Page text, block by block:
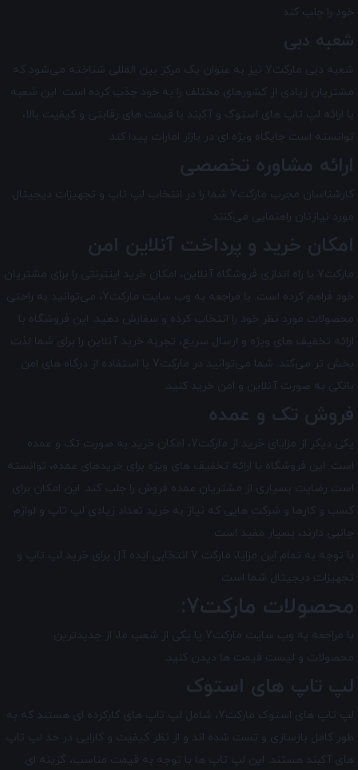
خود را جلب کند.
شعبه دبی
شعبه دبی مارکت7 نیز به عنوان یک مرکز بین‌ المللی شناخته می‌شود که
مشتریان زیادی از کشورهای مختلف را به خود جذب کرده است. این شعبه
با ارائه لپ تاپ های استوک و آکبند با قیمت های رقابتی و کیفیت بالا،
توانسته است جایگاه ویژه ای در بازار امارات پیدا کند.
ارائه مشاوره تخصصی
کارشناسان مجرب مارکت7 شما را در انتخاب لپ ‌تاپ و تجهیزات دیجیتال
مورد نیازتان راهنمایی می‌کنند.
امکان خرید و پرداخت آنلاین امن
مارکت7 با راه ‌اندازی فروشگاه آنلاین، امکان خرید اینترنتی را برای مشتریان
خود فراهم کرده است. با مراجعه به وب سایت مارکت7، می‌توانید به راحتی
محصولات مورد نظر خود را انتخاب کرده و سفارش دهید. این فروشگاه با
ارائه تخفیف های ویژه و ارسال سریع، تجربه خرید آنلاین را برای شما لذت
بخش تر می‌کند. شما می‌توانید در مارکت7 با استفاده از درگاه‌ های امن
بانکی به صورت آنلاین و امن خرید کنید.
فروش تک و عمده
یکی دیگر از مزایای خرید از مارکت7، امکان خرید به صورت تک و عمده
است. این فروشگاه با ارائه تخفیف های ویژه برای خریدهای عمده، توانسته
است رضایت بسیاری از مشتریان عمده ‌فروش را جلب کند. این امکان برای
کسب و کارها و شرکت‌ هایی که نیاز به خرید تعداد زیادی لپ تاپ و لوازم
جانبی دارند، بسیار مفید است.
با توجه به تمام این مزایا، مارکت 7 انتخابی ایده ‌آل برای خرید لپ ‌تاپ و
تجهیزات دیجیتال شما است.
محصولات مارکت7:
با مراجعه به وب سایت مارکت7 یا یکی از شعب ما، از جدیدترین
محصولات و لیست قیمت ها دیدن کنید.
لپ تاپ های استوک
لپ تاپ های استوک مارکت7، شامل لپ تاپ های کارکرده ای هستند که به
طور کامل بازسازی و تست شده اند و از نظر کیفیت و کارایی در حد لپ تاپ
های آکبند هستند. این لپ تاپ ها با توجه به قیمت مناسب، گزینه ای